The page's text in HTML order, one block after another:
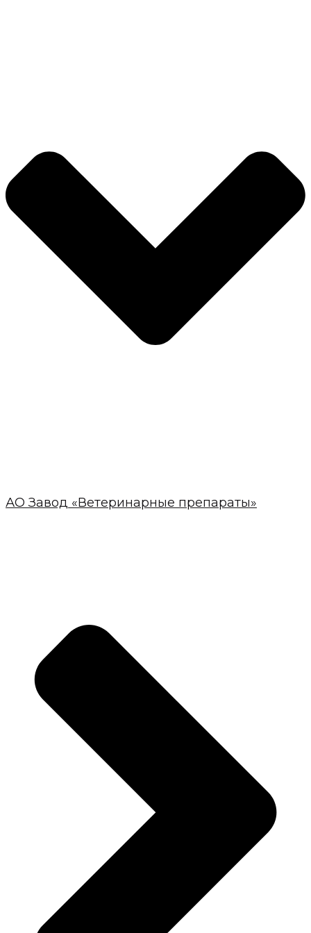
АО Завод «Ветеринарные препараты»